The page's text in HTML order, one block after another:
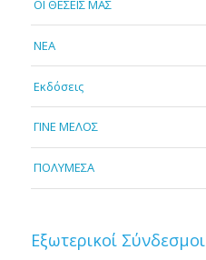
OI ΘΕΣΕΙΣ ΜΑΣ
NEA
Εκδόσεις
ΓΙΝΕ ΜΕΛΟΣ
ΠΟΛΥΜΕΣΑ
Εξωτερικοί Σύνδεσμοι